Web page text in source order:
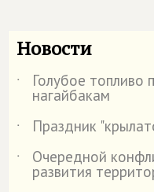
Новости
˙ Голубое топливо
нагайбакам
˙
Праздник
˙
Очередной
развития